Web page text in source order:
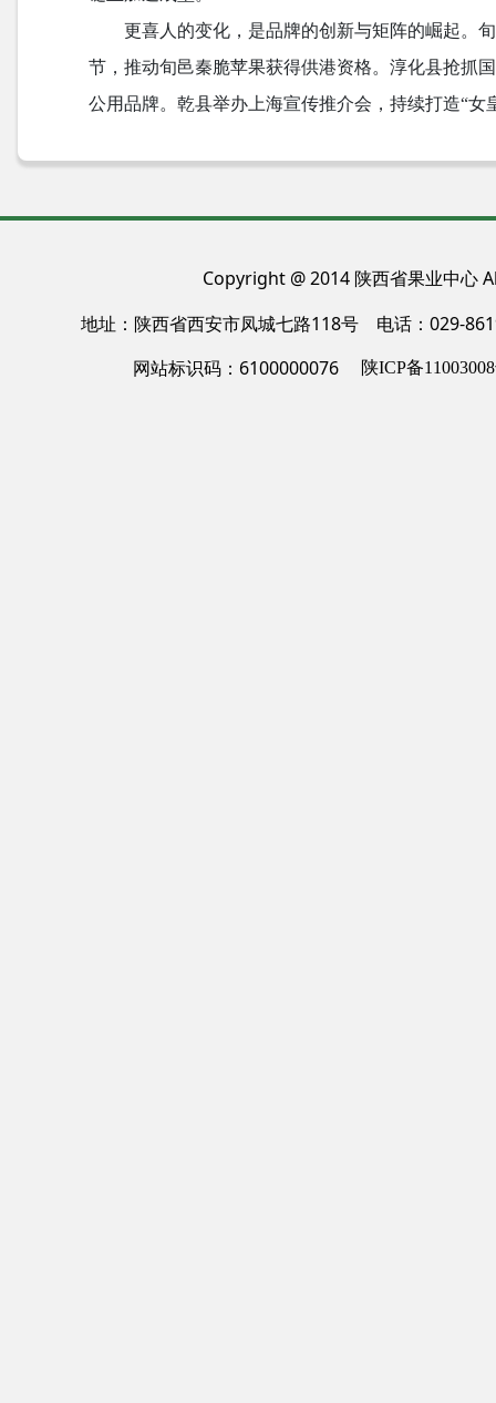
更喜人的变化，是品牌的创新与矩阵的崛起。
节，推动旬邑秦脆苹果获得供港资格。淳化县抢抓
公用品牌。乾县举办上海宣传推介会，持续打造“
Copyright @ 2014 陕西省果业中
地址：陕西省西安市凤城七路118号 电话：029-
网站标识码：6100000076
陕ICP备